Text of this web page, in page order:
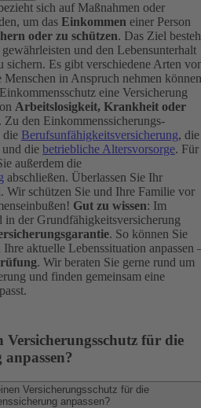
sich auf Maßnahmen oder
um das Einkommen einer Person
oder zu schützen. Das Ziel
und den Lebensunterhalt
sichern. Es gibt verschiedene Arten
in Anspruch nehmen
eine Versicherung
Arbeitslosigkeit, Krankheit oder
Zu den Einkommenssicherungs-
die Berufsunfähigkeitsversicherung, die
und die betriebliche Altersvorsorge. Für
außerdem die
abschließen. Überlassen Sie Ihr
Wir schützen Sie und Ihre Familie vor
Gut zu wissen: Im
in der Grundfähigkeitsversicherung
. So können Sie
aktuelle Lebenssituation anpassen
. Wir beraten Sie gerne rund um
und finden gemeinsam eine
Versicherungsschutz für die
Versicherungsschutz für die
anpassen?